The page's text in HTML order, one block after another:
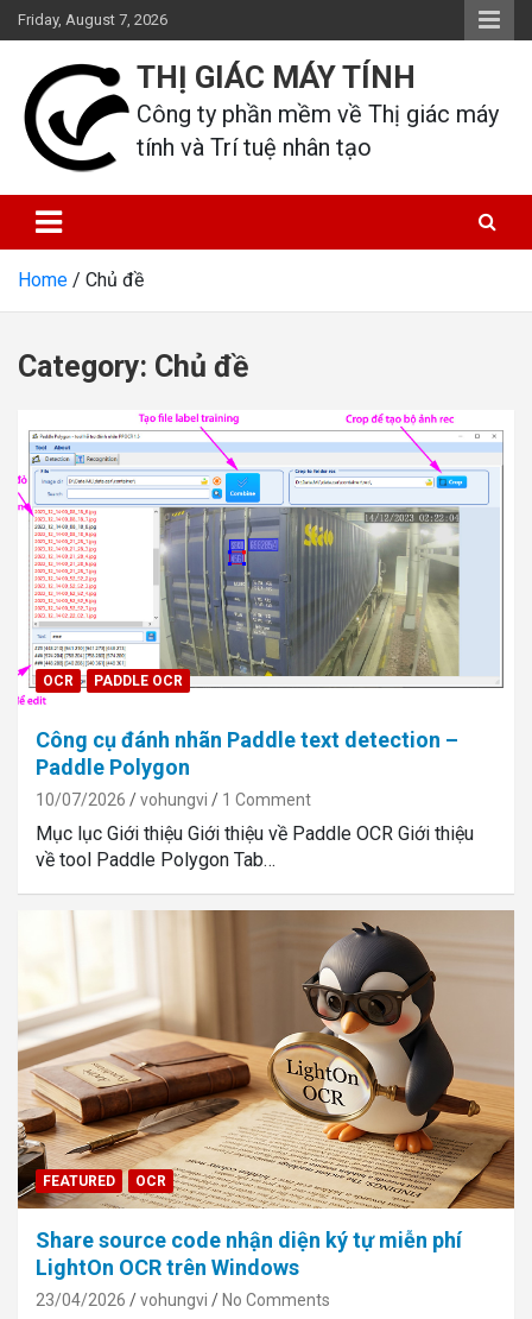
Skip
to
content
Friday, August 7, 2026
THỊ GIÁC MÁY TÍNH
Công ty phần mềm về Thị giác máy
tính và Trí tuệ nhân tạo
Home Chủ đề
Category: Chủ đề
OCR PADDLE OCR
Công cụ đánh nhãn Paddle text detection –
Paddle Polygon
10/07/2026 vohungvi 1 Comment
Mục lục Giới thiệu Giới thiệu về Paddle OCR Giới thiệu
về tool Paddle Polygon Tab…
FEATURED OCR
Share source code nhận diện ký tự miễn phí
LightOn OCR trên Windows
23/04/2026 vohungvi No Comments